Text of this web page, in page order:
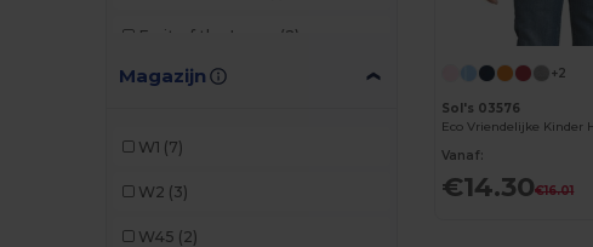
Fruit of the Loom (2)
Gildan (2)
Magazijn
W1 (7)
W2 (3)
W45 (2)
+2
Sol's 03576
Vanaf:
€14.30€16.01